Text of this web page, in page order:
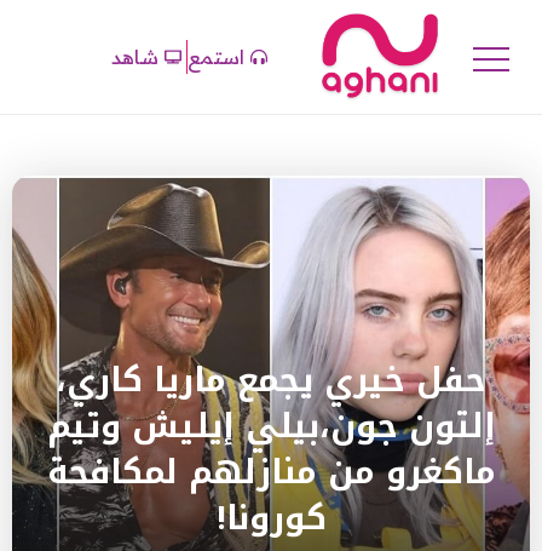
استمع شاهد
حفل خيري يجمع ماريا كاري،
إلتون جون،بيلي إيليش وتيم
ماكغرو من منازلهم لمكافحة
كورونا!